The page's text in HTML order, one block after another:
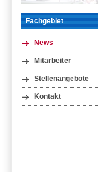
Fachgebiet
News
Mitarbeiter
Stellenangebote
Kontakt